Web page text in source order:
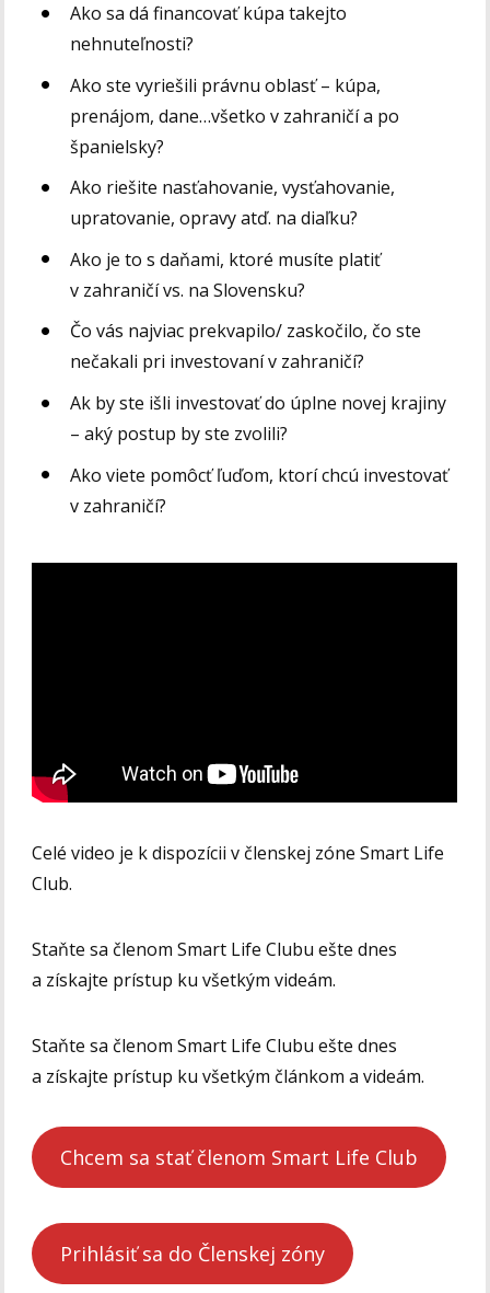
Ako sa dá financovať kúpa takejto
nehnuteľnosti?
Ako ste vyriešili právnu oblasť – kúpa,
prenájom, dane…všetko v zahraničí a po
španielsky?
Ako riešite nasťahovanie, vysťahovanie,
upratovanie, opravy atď. na diaľku?
Ako je to s daňami, ktoré musíte platiť
v zahraničí vs. na Slovensku?
Čo vás najviac prekvapilo/ zaskočilo, čo ste
nečakali pri investovaní v zahraničí?
Ak by ste išli investovať do úplne novej krajiny
– aký postup by ste zvolili?
Ako viete pomôcť ľuďom, ktorí chcú investovať
v zahraničí?
Celé video je k dispozícii v členskej zóne Smart Life
Club.
Staňte sa členom Smart Life Clubu ešte dnes
a získajte prístup ku všetkým videám.
Staňte sa členom Smart Life Clubu ešte dnes
a získajte prístup ku všetkým článkom a videám.
Chcem sa stať členom Smart Life Club
Prihlásiť sa do Členskej zóny